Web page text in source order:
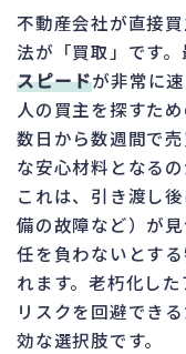
不動産会社が直接
法が「買取」です。
スピードが非常に
人の買主を探すた
数日から数週間で
な安心材料となるの
これは、引き渡し
備の故障など）が
任を負わないとす
れます。老朽化し
リスクを回避でき
効な選択肢です。